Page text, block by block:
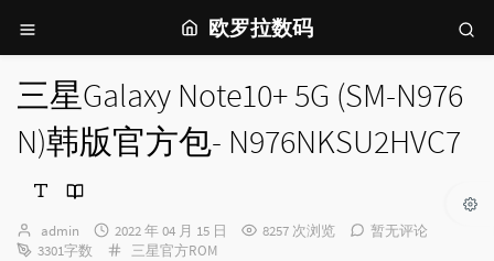
欧罗拉数码
三星Galaxy Note10+ 5G (SM-N976
N)韩版官方包- N976NKSU2HVC7
博
主：
admin
发
布
2022 年 04 月 15 日 8257 次浏览
暂无评论
3301字数
分
三星官方ROM